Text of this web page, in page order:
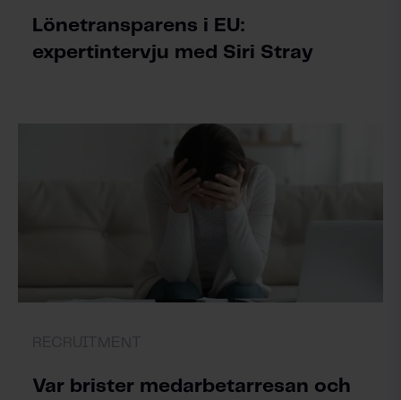
Lönetransparens i EU:
expertintervju med Siri Stray
Var brister medarbetarresan och